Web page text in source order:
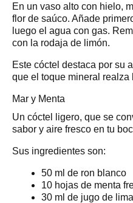
En un vaso alto con hielo,
flor de saúco. Añade
luego el agua con gas.
con la rodaja de limón.
Este cóctel destaca por su
que el toque mineral realza
Mar y Menta
Un cóctel ligero, que se
sabor y aire fresco en tu
Sus ingredientes son:
50 ml de ron blanco
10 hojas de menta
30 ml de jugo de lima